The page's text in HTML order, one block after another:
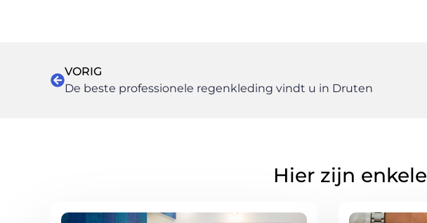
VORIG
De beste professionele regenkleding vindt u in Druten
Hier zijn enkele